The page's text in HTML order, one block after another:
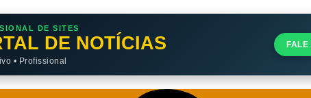
DE SITES
DE NOTÍCIAS
• Profissional